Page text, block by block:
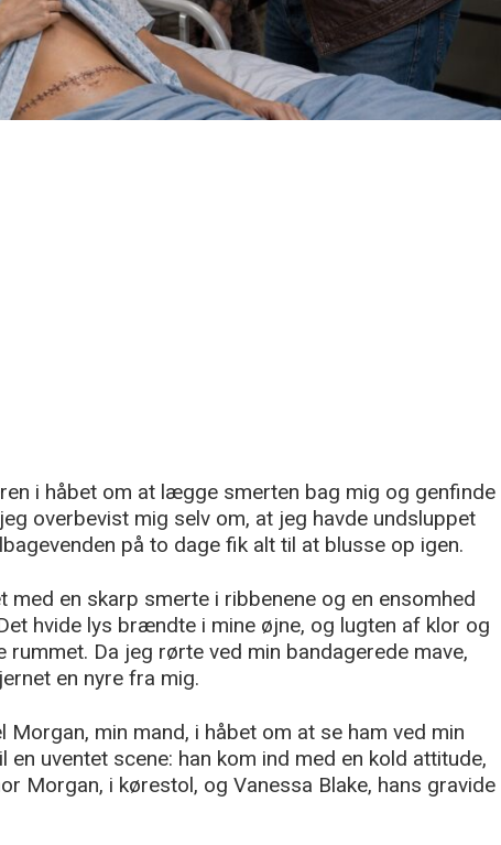
i håbet om at lægge smerten bag mig og genfinde
overbevist mig selv om, at jeg havde undsluppet
på to dage fik alt til at blusse op igen.
med en skarp smerte i ribbenene og en ensomhed
hvide lys brændte i mine øjne, og lugten af klor og
Da jeg rørte ved min bandagerede mave,
en nyre fra mig.
Morgan, min mand, i håbet om at se ham ved min
en uventet scene: han kom ind med en kold attitude,
Morgan, i kørestol, og Vanessa Blake, hans gravide